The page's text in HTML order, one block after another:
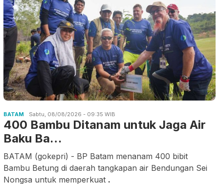
BATAM Sabtu, 08/08/2026 - 09:35 WIB
400 Bambu Ditanam untuk Jaga Air
Baku Ba…
BATAM (gokepri) - BP Batam menanam 400 bibit
Bambu Betung di daerah tangkapan air Bendungan Sei
Nongsa untuk memperkuat .